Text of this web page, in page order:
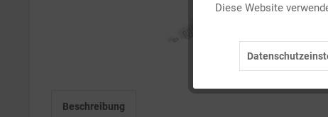
Beschreibung
Diese Website